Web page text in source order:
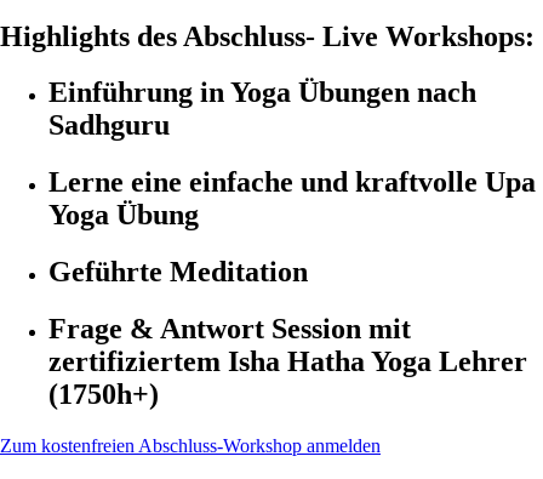
Highlights des Abschluss- Live Workshops:
Einführung in Yoga Übungen nach
Sadhguru
Lerne eine einfache und kraftvolle Upa
Yoga Übung
Geführte Meditation
Frage & Antwort Session mit
zertifiziertem Isha Hatha Yoga Lehrer
(1750h+)
Zum kostenfreien Abschluss-Workshop anmelden